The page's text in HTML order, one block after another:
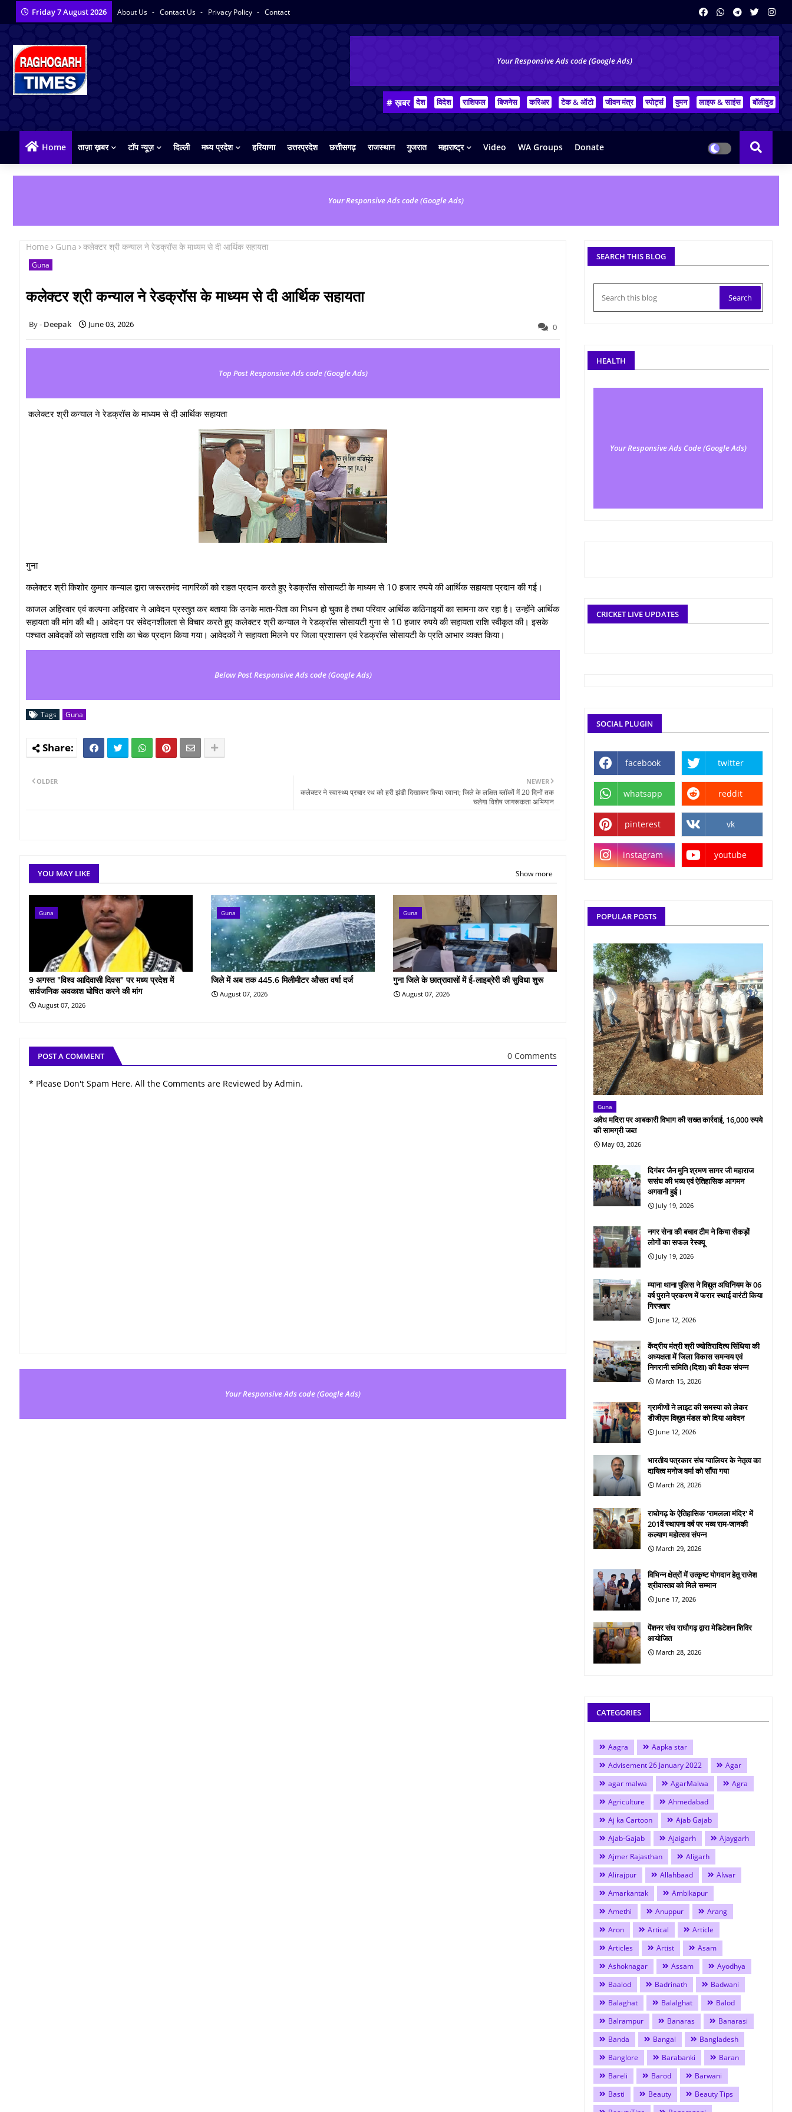
Friday 7 August 2026 About Us Contact Us Privacy Policy Contact
Your Responsive Ads code (Google Ads)
# ख़बर देश विदेश राशिफल बिजनेस करिअर टेक & ऑटो जीवन मंत्र स्पोर्ट्स वुमन लाइफ & साइंस बॉलीवुड
Home ताज़ा ख़बर टॉप न्यूज़ दिल्ली मध्य प्रदेश हरियाणा उत्तरप्रदेश छत्तीसगढ़ राजस्थान गुजरात महाराष्ट्र Video WA Groups Donate
Your Responsive Ads code (Google Ads)
Home Guna कलेक्टर श्री कन्याल ने रेडक्रॉस के माध्यम से दी आर्थिक सहायता
Guna
कलेक्टर श्री कन्याल ने रेडक्रॉस के माध्यम से दी आर्थिक सहायता
Deepak June 03, 2026 0
Top Post Responsive Ads code (Google Ads)
कलेक्टर श्री कन्याल ने रेडक्रॉस के माध्यम से दी आर्थिक सहायता
गुना
कलेक्टर श्री किशोर कुमार कन्याल द्वारा जरूरतमंद नागरिकों को राहत प्रदान करते हुए रेडक्रॉस सोसायटी के माध्यम से 10 हजार रुपये की आर्थिक सहायता प्रदान की गई।
काजल अहिरवार एवं कल्पना अहिरवार ने आवेदन प्रस्तुत कर बताया कि उनके माता-पिता का निधन हो चुका है तथा परिवार आर्थिक कठिनाइयों का सामना कर रहा है। उन्होंने आर्थिक
सहायता की मांग की थी। आवेदन पर संवेदनशीलता से विचार करते हुए कलेक्टर श्री कन्याल ने रेडक्रॉस सोसायटी गुना से 10 हजार रुपये की सहायता राशि स्वीकृत की। इसके
पश्चात आवेदकों को सहायता राशि का चेक प्रदान किया गया। आवेदकों ने सहायता मिलने पर जिला प्रशासन एवं रेडक्रॉस सोसायटी के प्रति आभार व्यक्त किया।
Below Post Responsive Ads code (Google Ads)
Tags Guna
NEWER
कलेक्टर ने स्वास्थ्य प्रचार रथ को हरी झंडी दिखाकर किया रवाना; जिले के लक्षित ब्लॉकों में 20 दिनों तक
चलेगा विशेष जागरूकता अभियान
OLDER
YOU MAY LIKE Show more
Guna
9 अगस्त "विश्व आदिवासी दिवस" पर मध्य प्रदेश में
सार्वजनिक अवकाश घोषित करने की मांग
August 07, 2026
Guna
जिले में अब तक 445.6 मिलीमीटर औसत वर्षा दर्ज
August 07, 2026
Guna
गुना जिले के छात्रावासों में ई-लाइब्रेरी की सुविधा शुरू
August 07, 2026
POST A COMMENT 0 Comments
* Please Don't Spam Here. All the Comments are Reviewed by Admin.
Your Responsive Ads code (Google Ads)
SEARCH THIS BLOG
HEALTH
Your Responsive Ads Code (Google Ads)
CRICKET LIVE UPDATES
SOCIAL PLUGIN
facebook twitter
whatsapp reddit
pinterest vk
instagram youtube
POPULAR POSTS
Guna
अवैध मदिरा पर आबकारी विभाग की सख्त कार्रवाई, 16,000 रुपये
की सामग्री जब्त
May 03, 2026
दिगंबर जैन मुनि श्रमण सागर जी महाराज
ससंघ की भव्य एवं ऐतिहासिक आगमन
अगवानी हुई।
July 19, 2026
नगर सेना की बचाव टीम ने किया सैकड़ों
लोगों का सफल रेस्क्यू
July 19, 2026
म्याना थाना पुलिस ने विद्युत अधिनियम के 06
वर्ष पुराने प्रकरण में फरार स्थाई वारंटी किया
गिरफ्तार
June 12, 2026
केंद्रीय मंत्री श्री ज्योतिरादित्य सिंधिया की
अध्यक्षता में जिला विकास समन्वय एवं
निगरानी समिति (दिशा) की बैठक संपन्न
March 15, 2026
ग्रामीणों ने लाइट की समस्या को लेकर
डीजीएम विद्युत मंडल को दिया आवेदन
June 12, 2026
भारतीय पत्रकार संघ ग्वालियर के नेतृत्व का
दायित्व मनोज वर्मा को सौंपा गया
March 28, 2026
राघोगढ़ के ऐतिहासिक 'रामलला मंदिर' में
201वें स्थापना वर्ष पर भव्य राम-जानकी
कल्याण महोत्सव संपन्न
March 29, 2026
विभिन्न क्षेत्रों में उत्कृष्ट योगदान हेतु राजेश
श्रीवास्तव को मिले सम्मान
June 17, 2026
पेंशनर संघ राघौगढ़ द्वारा मेडिटेशन शिविर
आयोजित
March 28, 2026
CATEGORIES
Aagra
Aapka star
Advisement 26 January 2022
Agar
agar malwa
AgarMalwa
Agra
Agriculture
Ahmedabad
Aj ka Cartoon
Ajab Gajab
Ajab-Gajab
Ajaigarh
Ajaygarh
Ajmer Rajasthan
Aligarh
Alirajpur
Allahbaad
Alwar
Amarkantak
Ambikapur
Amethi
Anuppur
Arang
Aron
Artical
Article
Articles
Artist
Asam
Ashoknagar
Assam
Ayodhya
Baalod
Badrinath
Badwani
Balaghat
Balalghat
Balod
Balrampur
Banaras
Banarasi
Banda
Bangal
Bangladesh
Banglore
Barabanki
Baran
Bareli
Barod
Barwani
Basti
Beauty
Beauty Tips